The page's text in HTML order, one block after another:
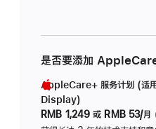
是否要添加
AppleCare+ 服务计划 (适
Display)
RMB 1,249 或 RMB 53/月